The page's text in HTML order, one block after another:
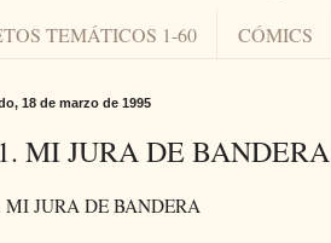
TEMÁTICOS 1-60
CÓMICS
18 de marzo de 1995
MI JURA DE BANDERA
MI JURA DE BANDERA